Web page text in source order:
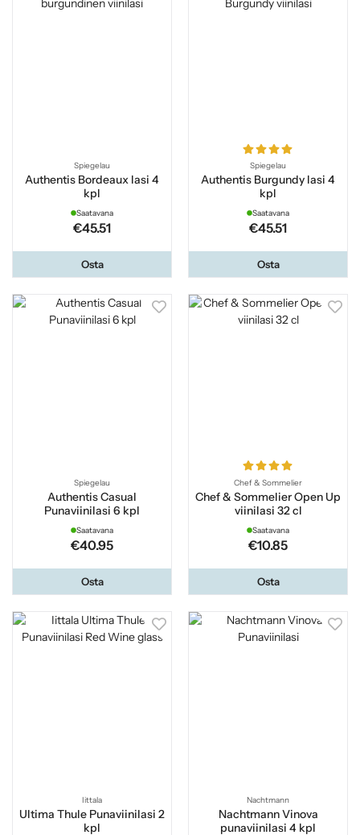
Spiegelau
Authentis Bordeaux lasi 4
kpl
Saatavana
€45.51
Osta
Spiegelau
Authentis Burgundy lasi 4
kpl
Saatavana
€45.51
Osta
Spiegelau
Authentis Casual
Punaviinilasi 6 kpl
Saatavana
€40.95
Osta
Chef & Sommelier
Chef & Sommelier Open Up
viinilasi 32 cl
Saatavana
€10.85
Osta
Iittala
Ultima Thule Punaviinilasi 2
kpl
Nachtmann
Nachtmann Vinova
punaviinilasi 4 kpl